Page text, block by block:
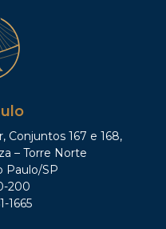
Conjuntos 167 e 168,
– Torre Norte
Paulo/SP
200
1665